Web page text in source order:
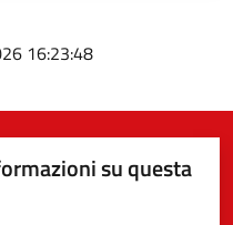
16:23:48
su questa